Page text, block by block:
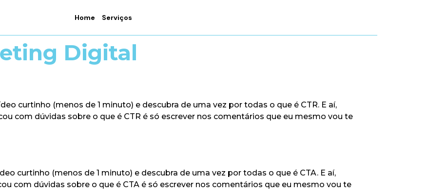
Home Serviços
Digital
curtinho (menos de 1 minuto) e descubra de uma vez por todas o que é CTR. E aí,
com dúvidas sobre o que é CTR é só escrever nos comentários que eu mesmo vou te
curtinho (menos de 1 minuto) e descubra de uma vez por todas o que é CTA. E aí,
com dúvidas sobre o que é CTA é só escrever nos comentários que eu mesmo vou te